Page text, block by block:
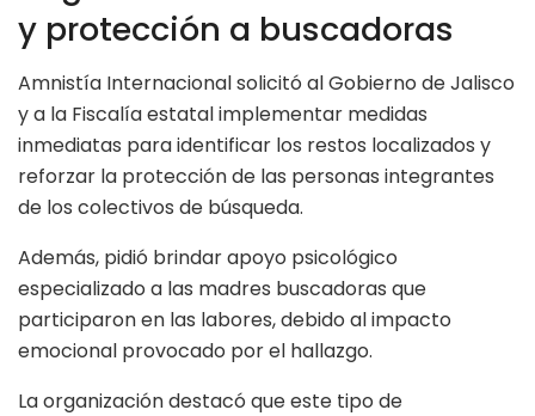
y protección a buscadoras
Amnistía Internacional solicitó al Gobierno de Jalisco
y a la Fiscalía estatal implementar medidas
inmediatas para identificar los restos localizados y
reforzar la protección de las personas integrantes
de los colectivos de búsqueda.
Además, pidió brindar apoyo psicológico
especializado a las madres buscadoras que
participaron en las labores, debido al impacto
emocional provocado por el hallazgo.
La organización destacó que este tipo de